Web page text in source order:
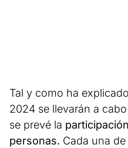
Tal y como ha
2024 se llevarán a cabo
se prevé la
personas. Cada una